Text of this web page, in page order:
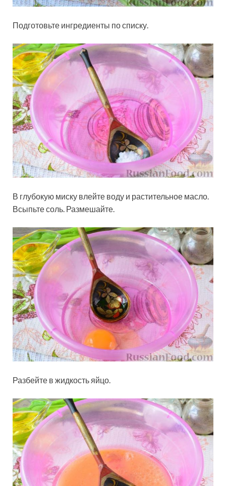
Подготовьте ингредиенты по списку.
В глубокую миску влейте воду и растительное масло.
Всыпьте соль. Размешайте.
Разбейте в жидкость яйцо.